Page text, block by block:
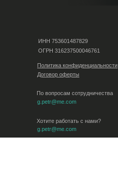
ИНН 753601487829
ОГРН 316237500046761
Политика конфиденциальности
Договор оферты
По вопросам сотрудничества
g.petr@me.com
Хотите работать с нами?
g.petr@me.com